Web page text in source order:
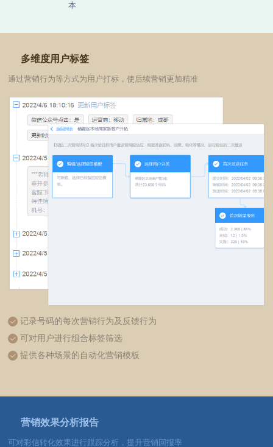
本
多维度用户标签
通过营销行为等方式为用户打标，使后续营销更加精准
记录号码的每次营销行为及反馈行为
可对用户进行组合标签筛选
提供各种场景的自动化营销模板
营销效果分析报告
可对彩信转化效果进行跟踪分析，提升营销回报率